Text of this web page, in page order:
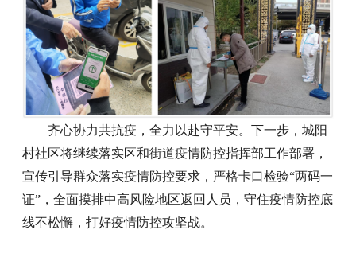
齐心协力共抗疫，全力以赴守平安。下一步，城阳
村社区将继续落实区和街道疫情防控指挥部工作部署，
宣传引导群众落实疫情防控要求，严格卡口检验“两码一
证”，全面摸排中高风险地区返回人员，守住疫情防控底
线不松懈，打好疫情防控攻坚战。